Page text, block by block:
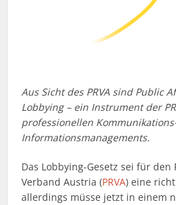
Aus Sicht des PRVA sind Public
Lobbying – ein Instrument der
professionellen
Informationsmanagements.
Das Lobbying-Gesetz sei für den
Verband Austria (PRVA) eine
allerdings müsse jetzt in einem